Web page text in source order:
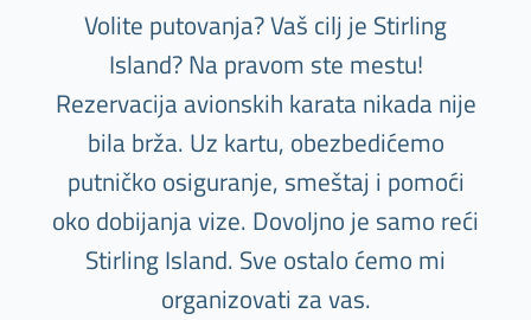
Volite putovanja? Vaš cilj je Stirling
Island? Na pravom ste mestu!
Rezervacija avionskih karata nikada nije
bila brža. Uz kartu, obezbedićemo
putničko osiguranje, smeštaj i pomoći
oko dobijanja vize. Dovoljno je samo reći
Stirling Island. Sve ostalo ćemo mi
organizovati za vas.